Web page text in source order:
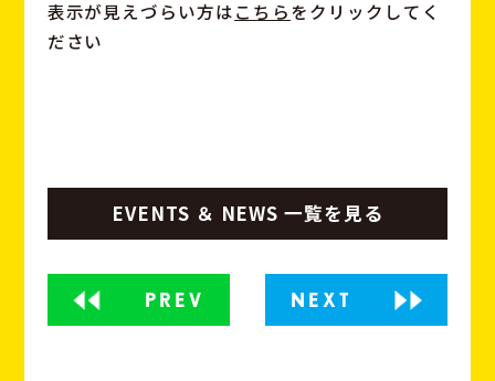
表示が見えづらい方はこちらをクリックしてく
ださい
PREV
EVENTS ＆ NEWS 一覧を見る
NEXT